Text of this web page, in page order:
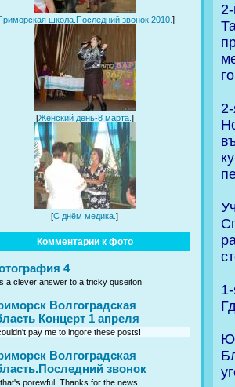
школа.Последний звонок 2010.]
[Женский день-8 марта. ]
[С днём медика.]
Комментарии к фото
4
a clever answer to a tricky quseiton
Волгоградская
Концерт 1 апреля
pay me to ingore these posts!
Волгоградская
звонок
porewful. Thanks for the news.